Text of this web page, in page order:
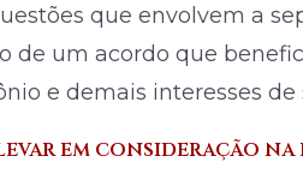
que envolvem a
de um acordo que
e demais interesses de
levar em consideração